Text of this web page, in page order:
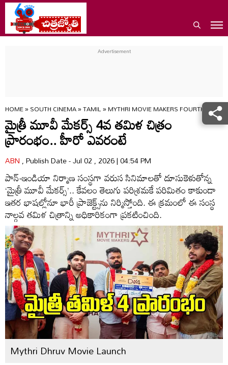
HOME»SOUTH CINEMA»TAMIL»MYTHRI MOVIE MAKERS FOURTH
మైత్రీ మూవీ మేకర్స్ 4వ తమిళ చిత్రం
ప్రారంభం.. హీరో ఎవరంటే
ABN, Publish Date - Jul 02 , 2026 | 04:54 PM
పాన్-ఇండియా నిర్మాణ సంస్థగా వరుస సినిమాలతో దూసుకెళుతోన్న
‘మైత్రీ మూవీ మేకర్స్’.. కేవలం తెలుగు పరిశ్రమకే పరిమితం కాకుండా
ఇతర భాషల్లోనూ భారీ ప్రాజెక్ట్స్‌ను నిర్మిస్తోంది. ఈ క్రమంలో ఈ సంస్థ
నాల్గవ తమిళ చిత్రాన్ని అధికారికంగా ప్రకటించింది.
Mythri Dhruv Movie Launch